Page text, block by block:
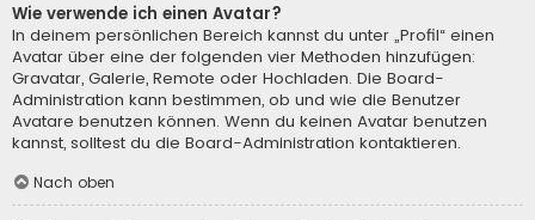
Wie verwende ich einen Avatar?
In deinem persönlichen Bereich kannst du unter „Profil“ einen
Avatar über eine der folgenden vier Methoden hinzufügen:
Gravatar, Galerie, Remote oder Hochladen. Die Board-
Administration kann bestimmen, ob und wie die Benutzer
Avatare benutzen können. Wenn du keinen Avatar benutzen
kannst, solltest du die Board-Administration kontaktieren.
Nach oben